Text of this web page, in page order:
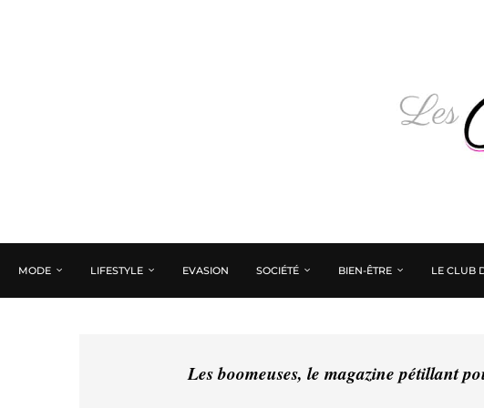
MODE LIFESTYLE EVASION SOCIÉTÉ BIEN-ÊTRE LE CLUB
Les boomeuses, le magazine pétillant